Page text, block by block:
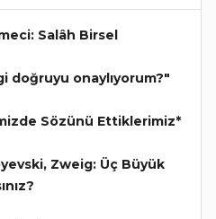
Salâh Birsel
doğruyu onaylıyorum?"
Sözünü Ettiklerimiz*
Zweig: Üç Büyük